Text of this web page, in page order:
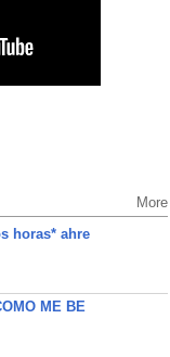
More
horas* ahre
ME BE